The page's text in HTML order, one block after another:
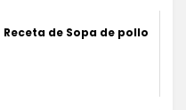
Receta de Sopa de pollo